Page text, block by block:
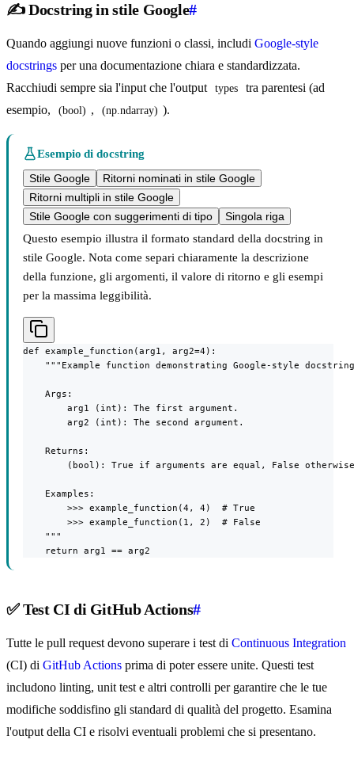
✍️ Docstring in stile Google#
Quando aggiungi nuove funzioni o classi, includi Google-style
docstrings per una documentazione chiara e standardizzata.
Racchiudi sempre sia l'input che l'output
types
tra parentesi (ad
esempio,
(bool) , (np.ndarray) ).
Esempio di docstring
Stile Google
Ritorni nominati in stile Google
Ritorni multipli in stile Google
Stile Google con suggerimenti di tipo
Singola riga
Questo esempio illustra il formato standard della docstring in
stile Google. Nota come separi chiaramente la descrizione
della funzione, gli argomenti, il valore di ritorno e gli esempi
per la massima leggibilità.
def example_function(arg1, arg2=4):
"""Example function demonstrating Google-style
    Args:
        arg1 (int): The first argument.
        arg2 (int): The second argument.
    Returns:
(bool): True if arguments are equal, False
    Examples:
        >>> example_function(4, 4)  # True
        >>> example_function(1, 2)  # False
    """
    return arg1 == arg2
✅ Test CI di GitHub Actions#
Tutte le pull request devono superare i test di Continuous Integration
(CI) di GitHub Actions prima di poter essere unite. Questi test
includono linting, unit test e altri controlli per garantire che le tue
modifiche soddisfino gli standard di qualità del progetto. Esamina
l'output della CI e risolvi eventuali problemi che si presentano.